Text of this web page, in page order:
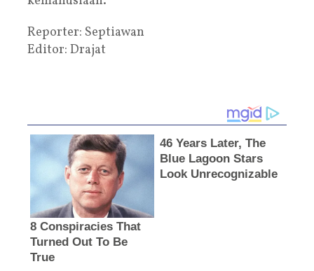
Reporter: Septiawan
Editor: Drajat